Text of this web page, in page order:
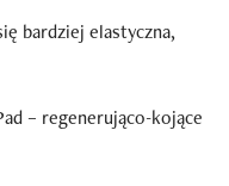
bardziej elastyczna,